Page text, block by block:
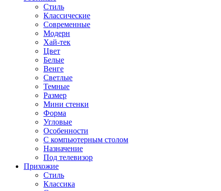
Стиль
Классические
Современные
Модерн
Хай-тек
Цвет
Белые
Венге
Светлые
Темные
Размер
Мини стенки
Форма
Угловые
Особенности
С компьютерным столом
Назначение
Под телевизор
Прихожие
Стиль
Классика